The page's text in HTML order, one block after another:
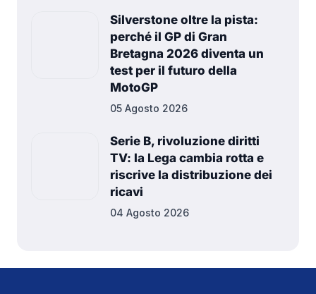
Silverstone oltre la pista:
perché il GP di Gran
Bretagna 2026 diventa un
test per il futuro della
MotoGP
05 Agosto 2026
Serie B, rivoluzione diritti
TV: la Lega cambia rotta e
riscrive la distribuzione dei
ricavi
04 Agosto 2026